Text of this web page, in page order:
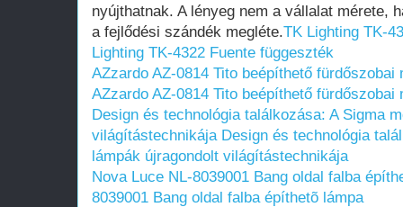
nyújthatnak. A lényeg nem a vállalat mérete,
a fejlődési szándék megléte.TK Lighting TK-
Lighting TK-4322 Fuente függeszték
AZzardo AZ-0814 Tito beépíthető fürdőszobai
AZzardo AZ-0814 Tito beépíthető fürdőszobai
Design és technológia találkozása: A Sigma
világítástechnikája Design és technológia
lámpák újragondolt világítástechnikája
Nova Luce NL-8039001 Bang oldal falba
8039001 Bang oldal falba építhetõ lámpa